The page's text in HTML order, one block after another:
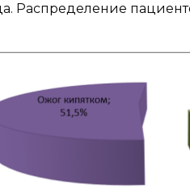
Распределение